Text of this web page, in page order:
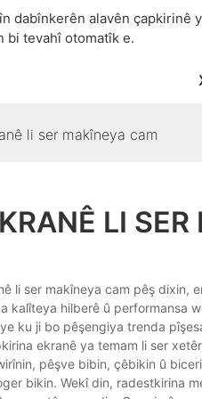
dabînkerên alavên çapkirinê
bi tevahî otomatîk e.
li ser makîneya cam
LI
li ser makîneya cam pêş
kalîteya hilberê û performansa
ku ji bo pêşengiya trenda
ekranê ya temam li ser
pêşve bibin, çêbikin û
bikin. Wekî din, radestkirina